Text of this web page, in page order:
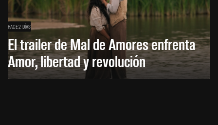
HACE 2 DÍAS
El trailer de Mal de Amores enfrenta
Amor, libertad y revolución